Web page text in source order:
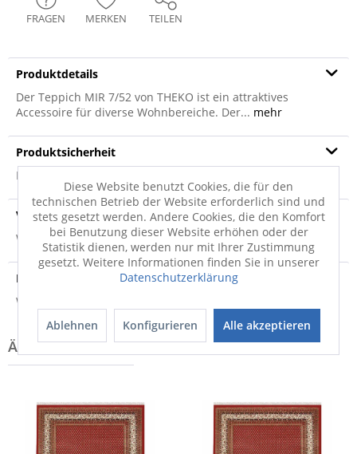
FRAGEN MERKEN TEILEN
Produktdetails
Der Teppich MIR 7/52 von THEKO ist ein attraktives
Accessoire für diverse Wohnbereiche. Der... mehr
Produktsicherheit
Produktsicherheit
Versandinfo
Weitere Informationen zum Versand...
Hersteller
Weitere Informationen zum Hersteller...
Diese Website benutzt Cookies, die für den
technischen Betrieb der Website erforderlich sind und
stets gesetzt werden. Andere Cookies, die den Komfort
bei Benutzung dieser Website erhöhen oder der
Statistik dienen, werden nur mit Ihrer Zustimmung
gesetzt. Weitere Informationen finden Sie in unserer
Datenschutzerklärung
Ablehnen Konfigurieren Alle akzeptieren